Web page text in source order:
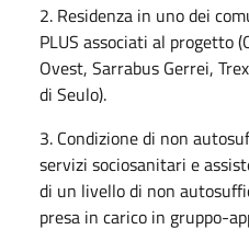
2. Residenza in uno dei
PLUS associati al progetto
Ovest, Sarrabus Gerrei,
di Seulo).
3. Condizione di non
servizi sociosanitari e
di un livello di non
presa in carico in gruppo-